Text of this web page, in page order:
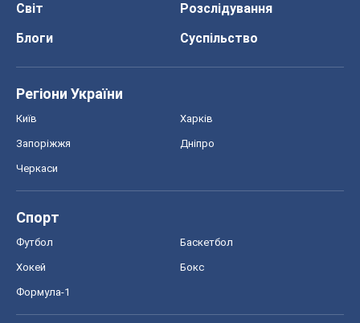
Світ
Розслідування
Блоги
Суспільство
Регіони України
Київ Харків
Запоріжжя Дніпро
Черкаси
Спорт
Футбол Баскетбол
Хокей Бокс
Формула-1